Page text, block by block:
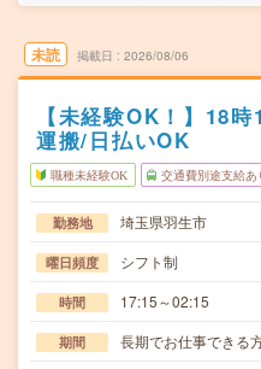
未読 掲載日 2026/08/06
【未経験OK！】18
運搬/日払いOK
職種未経験OK 交通費別途支給あ
勤務地 埼玉県羽生市
曜日頻度 シフト制
時間 17:15～02:15
期間 長期でお仕事できる